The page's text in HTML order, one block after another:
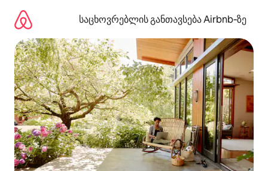
გადასვლა
საცხოვრებლის განთავსება Airbnb‑ზე